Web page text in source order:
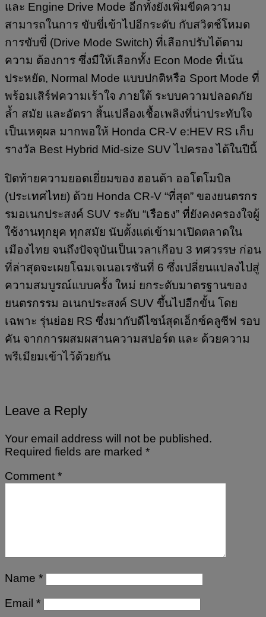
และ Engine Drive Mode อีกทั้งยังเพิ่มขีดความ
สามารถในการ ขับขี่เข้าไปอีกระดับ กับสวิตช์โหมด
การขับขี่ (Drive Mode Switch) ที่เลือกปรับได้ตาม
ความ ต้องการ ซึ่งมีให้เลือกทั้ง Econ Mode ที่เน้น
ประหยัด, Normal Mode แบบปกติหรือ Sport Mode ที่
พร้อมเสิร์ฟความเร้าใจ ภายใต้ ระบบความปลอดภัย
ล้ำ สมัย และอัตรา สิ้นเปลืองเชื้อเพลิงที่น่าประทับใจ
เป็นเหตุผล มากพอให้ Honda CR-V e:HEV RS เก็บ
รางวัล Best Hybrid Mid-size SUV ไปครอง ได้ในปีนี้
ปิดท้ายความยอดเยี่ยมของ ฮอนด้า ออโตโมบิล
(ประเทศไทย) ด้วย Honda CR-V “ที่สุด” ของยนตรกร
รมอเนกประสงค์ SUV ระดับ “เรือธง” ที่ยังคงครองใจผู้
ใช้งานทุกยุค ทุกสมัย นับตั้งแต่เข้ามาเปิดตลาดใน
เมืองไทย จนถึงปัจจุบันเป็นเวลาเกือบ 3 ทศวรรษ ก่อน
ที่ล่าสุดจะเผยโฉมเจเนอเรชันที่ 6 ซึ่งเปลี่ยนแปลงไปสู่
ความสมบูรณ์แบบครั้ง ใหม่ ยกระดับมาตรฐานของ
ยนตรกรรม อเนกประสงค์ SUV ขึ้นไปอีกขั้น โดย
เฉพาะ รุ่นย่อย RS ซึ่งมากับดีไซน์สุดเอ็กซ์คลูซีฟ รอบ
คัน จากการผสมผสานความสปอร์ต และ ด้วยความ
พรีเมียมเข้าไว้ด้วยกัน
Leave a Reply
Your email address will not be published.
Required fields are marked *
Comment *
Name *
Email *